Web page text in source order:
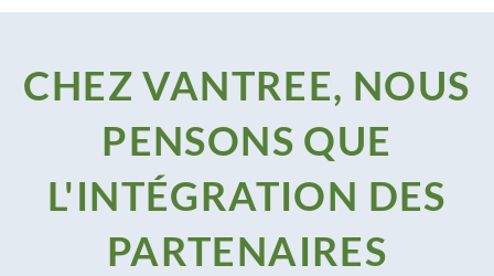
CHEZ VANTREE, NOUS
PENSONS QUE
L'INTÉGRATION DES
PARTENAIRES